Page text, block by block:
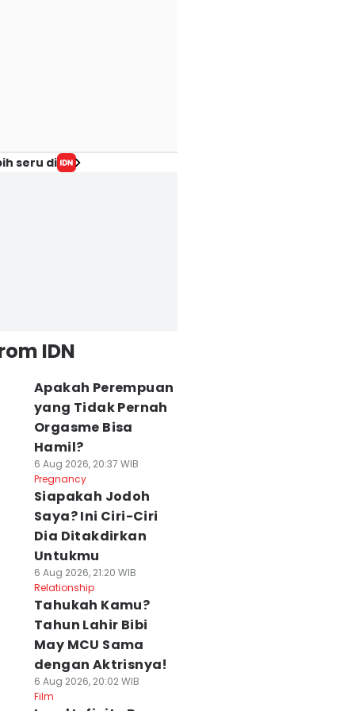
seru di
IDN
Apakah Perempuan
yang Tidak Pernah
Orgasme Bisa
Hamil?
6 Aug 2026, 20:37 WIB
Pregnancy
Siapakah Jodoh
Saya? Ini Ciri-Ciri
Dia Ditakdirkan
Untukmu
6 Aug 2026, 21:20 WIB
Relationship
Tahukah Kamu?
Tahun Lahir Bibi
May MCU Sama
dengan Aktrisnya!
6 Aug 2026, 20:02 WIB
Film